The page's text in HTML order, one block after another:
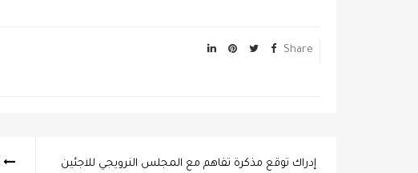
Share
إدراك توقع مذكرة تفاهم مع المجلس النرويجي للاجئين